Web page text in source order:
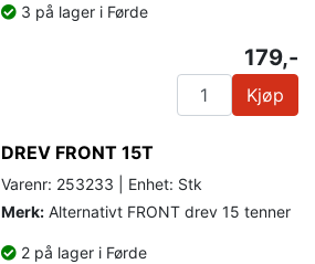
3 på lager i Førde
179,-
Kjøp
DREV FRONT 15T
Varenr: 253233 | Enhet: Stk
Merk: Alternativt FRONT drev 15 tenner
2 på lager i Førde